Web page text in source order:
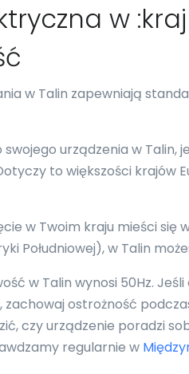
w
w Talin zapewniają
swojego urządzenia w Talin,
to większości krajów
w Twoim kraju mieści się
Południowej), w Talin
w Talin wynosi 50Hz.
zachowaj ostrożność
czy urządzenie poradzi
regularnie w